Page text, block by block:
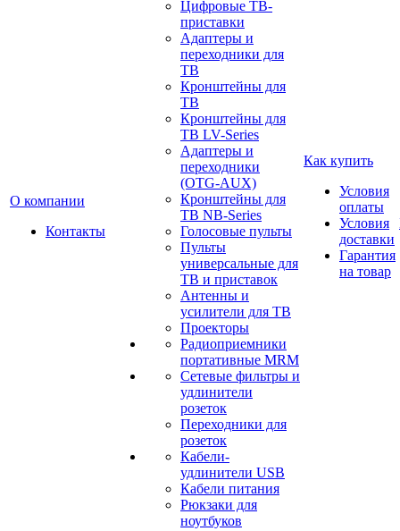
О компании
Контакты
Цифровые ТВ-
приставки
Адаптеры и
переходники для
ТВ
Кронштейны для
ТВ
Кронштейны для
ТВ LV-Series
Адаптеры и
переходники
(OTG-AUX)
Кронштейны для
ТВ NB-Series
Голосовые пульты
Пульты
универсальные для
ТВ и приставок
Антенны и
усилители для ТВ
Проекторы
Радиоприемники
портативные MRM
Сетевые фильтры и
удлинители
розеток
Переходники для
розеток
Кабели-
удлинители USB
Кабели питания
Рюкзаки для
ноутбуков
Как купить
Условия
оплаты
Условия
доставки
Гарантия
на товар